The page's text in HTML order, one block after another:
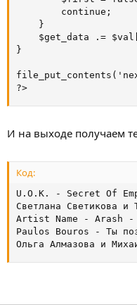
}
?>
И на выходе получаем
Код:
U.O.K. - Secret Of
Светлана Светикова
Artist Name - Arash -
Paulos Bouros - Ты
Ольга Алмазова и